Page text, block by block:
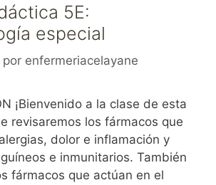
5E:
especial
por enfermeriacelayane
¡Bienvenido a la clase de esta
revisaremos los fármacos que
dolor e inflamación y
e inmunitarios. También
fármacos que actúan en el